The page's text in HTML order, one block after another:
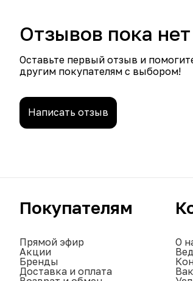
Отзывов пока нет
Оставьте первый отзыв и
другим покупателям с выбором!
Написать отзыв
Покупателям
Прямой эфир
Акции
Бренды
Доставка и оплата
О